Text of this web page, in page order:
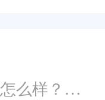
雨林木风Win10系统怎么样？最实用的雨林木风Win10系统下载